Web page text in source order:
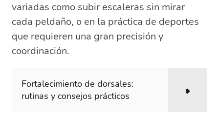
variadas como subir escaleras sin mirar
cada peldaño, o en la práctica de deportes
que requieren una gran precisión y
coordinación.
Fortalecimiento de dorsales:
rutinas y consejos prácticos